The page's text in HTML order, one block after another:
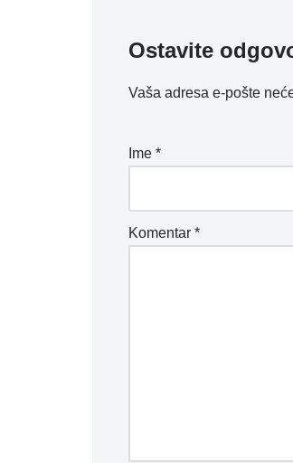
Ostavite
Vaša adresa e-pošte
Ime *
Komentar *